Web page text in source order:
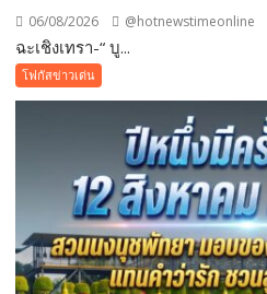
06/08/2026 @hotnewstimeonline
ฉะเชิงเทรา-​“ บู...
โฟกัสข่าวเด่น